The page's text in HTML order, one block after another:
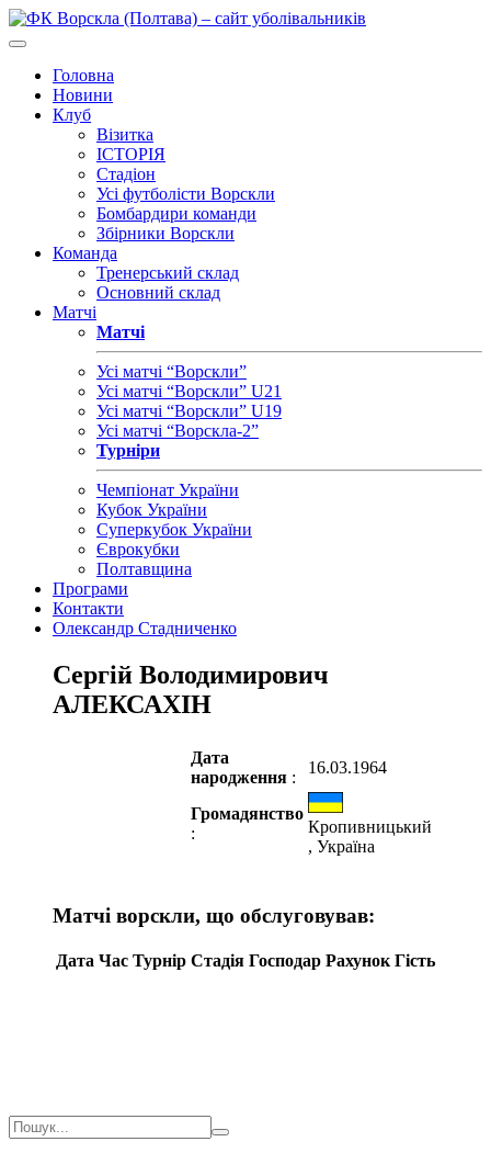
Головна
Новини
Клуб
Візитка
ІСТОРІЯ
Стадіон
Усі футболісти Ворскли
Бомбардири команди
Збірники Ворскли
Команда
Тренерський склад
Основний склад
Матчі
Матчі
Усі матчі “Ворскли”
Усі матчі “Ворскли” U21
Усі матчі “Ворскли” U19
Усі матчі “Ворскла-2”
Турніри
Чемпіонат України
Кубок України
Суперкубок України
Єврокубки
Полтавщина
Програми
Контакти
Олександр Стадниченко
Сергій Володимирович
АЛЕКСАХІН
Дата
народження :
16.03.1964
Громадянство
:
Кропивницький
, Україна
Матчі ворскли, що обслуговував:
Дата Час Турнір Стадія Господар Рахунок Гість